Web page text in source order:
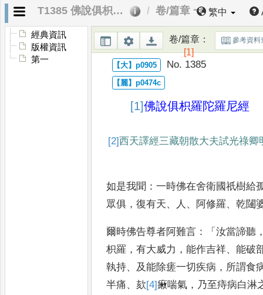
T1385 佛說俱枳羅陀羅尼經 卷/篇章 一 繁中
經典資訊
版權資訊
第一
卷/篇章：
[1]
參考資料
No. 1385
[1]佛說俱枳羅陀羅尼經
[2] 西天譯經三藏朝散大夫試光祿卿
如是我聞 ：一時佛在舍衛國祇樹給
眾俱 ，復有天、 人 、 阿修羅、乾闥
爾時佛告尊者阿難言 ：「汝當諦聽
枳羅 ，有大威力 ，能作吉祥、能破
執持、 及能除瘥一切疾病 ， 所謂食
半痛、欬[4]瘷喘氣 ， 乃至痔病白淋